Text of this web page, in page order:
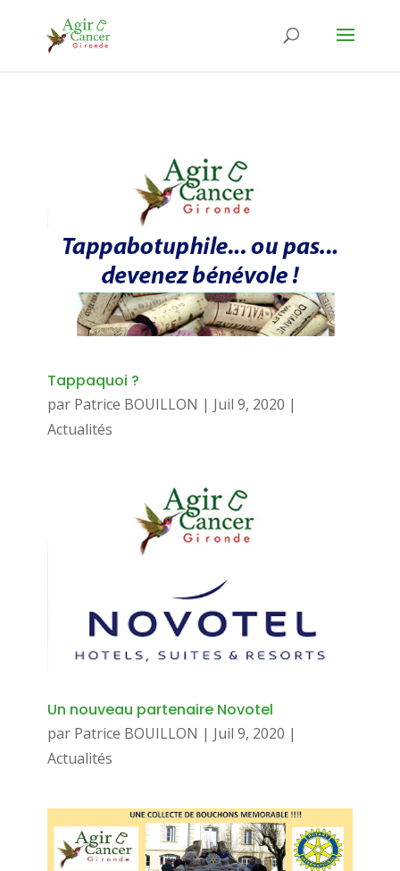
Tappaquoi ?
par Patrice BOUILLON | Juil 9, 2020 |
Actualités
Un nouveau partenaire Novotel
par Patrice BOUILLON | Juil 9, 2020 |
Actualités